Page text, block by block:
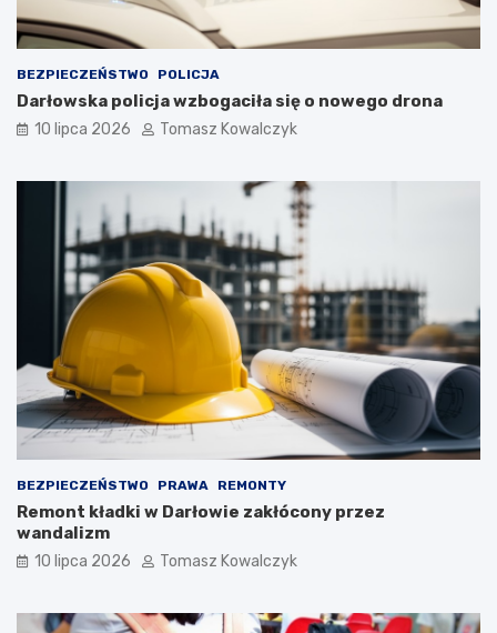
BEZPIECZEŃSTWO POLICJA
Darłowska policja wzbogaciła się o nowego drona
10 lipca 2026 Tomasz Kowalczyk
BEZPIECZEŃSTWO PRAWA REMONTY
Remont kładki w Darłowie zakłócony przez
wandalizm
10 lipca 2026 Tomasz Kowalczyk